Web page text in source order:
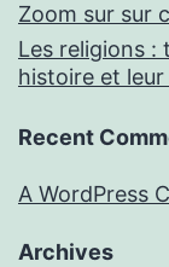
Zoom sur sur
Les religions :
histoire et
Recent
A WordPress
Archives